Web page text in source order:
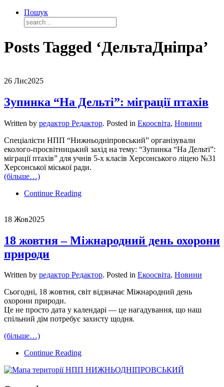
Пошук
Posts Tagged ‘ДельтаДніпра’
26 Лис2025
Зупинка “На Дельті”: міграції птахів
Written by редактор Редактор. Posted in Екоосвіта, Новини
Спеціалісти НПП “Нижньодніпровський” організували
еколого-просвітницький захід на тему: “Зупинка “На Дельті”:
міграції птахів” для учнів 5-х класів Херсонського ліцею №31
Херсонської міської ради.
(більше…)
Continue Reading
18 Жов2025
18 жовтня – Міжнародний день охорони
природи
Written by редактор Редактор. Posted in Екоосвіта, Новини
Сьогодні, 18 жовтня, світ відзначає Міжнародний день
охорони природи.
Це не просто дата у календарі — це нагадування, що наш
спільний дім потребує захисту щодня.
(більше…)
Continue Reading